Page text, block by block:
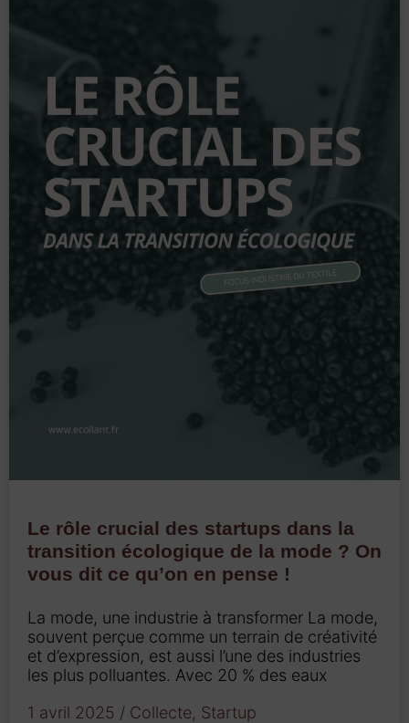
Le rôle crucial des startups dans la
transition écologique de la mode ? On
vous dit ce qu’on en pense !
La mode, une industrie à transformer La mode,
souvent perçue comme un terrain de créativité
et d’expression, est aussi l’une des industries
les plus polluantes. Avec 20 % des eaux
1 avril 2025 / Collecte, Startup